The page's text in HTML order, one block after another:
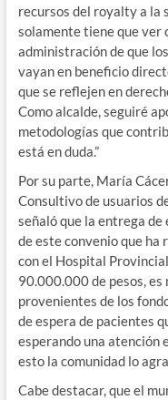
recursos del royalty a la
solamente tiene que ver
administración de que
vayan en beneficio
que se reflejen en
Como alcalde, seguiré
metodologías que
está en duda.”
Por su parte, María
Consultivo de usuarios
señaló que la entrega de
de este convenio que ha
con el Hospital
90.000.000 de pesos,
provenientes de los
de espera de pacientes
esperando una atención
esto la comunidad lo
Cabe destacar, que el